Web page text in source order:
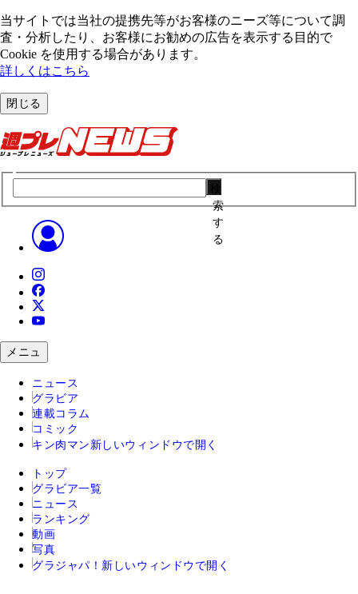
当サイトでは当社の提携先等がお客様のニーズ等について調
査・分析したり、お客様にお勧めの広告を表⽰する⽬的で
Cookie を使⽤する場合があります。
詳しくはこちら
閉じる
索
す
る
メニュ
ニュース
グラビア
連載コラム
コミック
キン肉マン 新しいウィンドウで開く
トップ
グラビア一覧
ニュース
ランキング
動画
写真
グラジャパ！ 新しいウィンドウで開く